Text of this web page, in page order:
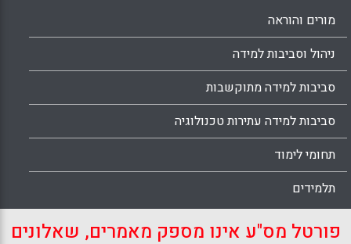
מורים והוראה
ניהול וסביבות למידה
סביבות למידה מתוקשבות
סביבות למידה עתירות טכנולוגיה
תחומי לימוד
תלמידים
פורטל מס"ע אינו מספק מאמרים, שאלונים